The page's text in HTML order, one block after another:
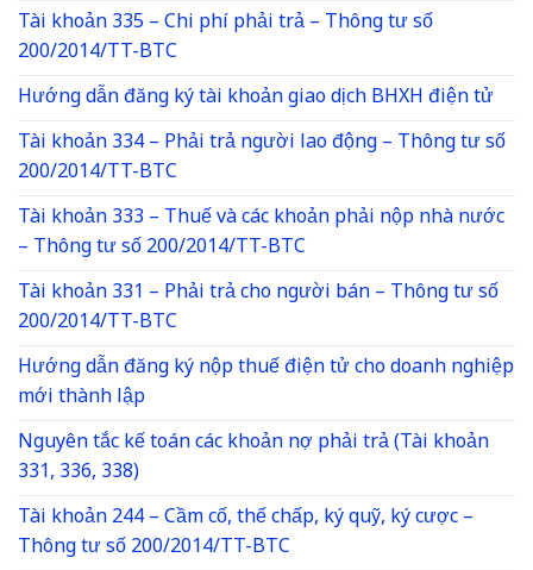
Tài khoản 335 – Chi phí phải trả – Thông tư số
200/2014/TT-BTC
Hướng dẫn đăng ký tài khoản giao dịch BHXH điện tử
Tài khoản 334 – Phải trả người lao động – Thông tư số
200/2014/TT-BTC
Tài khoản 333 – Thuế và các khoản phải nộp nhà nước
– Thông tư số 200/2014/TT-BTC
Tài khoản 331 – Phải trả cho người bán – Thông tư số
200/2014/TT-BTC
Hướng dẫn đăng ký nộp thuế điện tử cho doanh nghiệp
mới thành lập
Nguyên tắc kế toán các khoản nợ phải trả (Tài khoản
331, 336, 338)
Tài khoản 244 – Cầm cố, thế chấp, ký quỹ, ký cược –
Thông tư số 200/2014/TT-BTC